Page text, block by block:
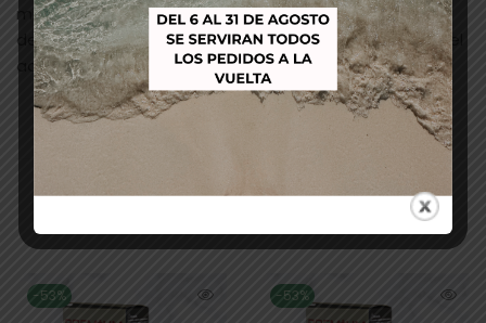
minuciosamente. Utilizar cada tres o cuatro lavados,
dependiendo del estado del cabello, en sustitución del
acondicionador.
-53% -53%